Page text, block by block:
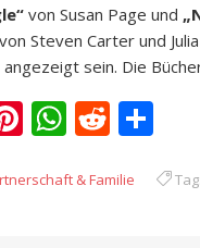
von Susan Page und
von Steven Carter und
sein. Die
PinterestReddit
& Familie Tag: